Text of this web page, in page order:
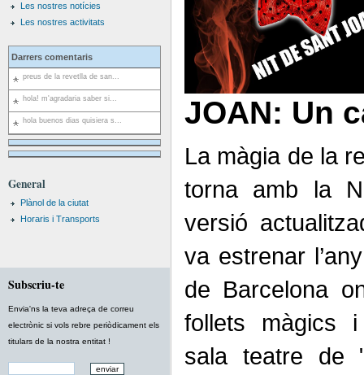
Les nostres notícies
Les nostres activitats
Darrers comentaris
preus de la revetlla de san...
hola! m'agradaria saber si...
hola buenos dias quisiera s...
General
Plànol de la ciutat
Horaris i Transports
Subscriu-te
Envia'ns la teva adreça de correu
electrònic si vols rebre periòdicament els
titulars de la nostra entitat !
JOAN: Un
La màgia de la
torna amb la
versió
va estrenar
de Barcelona
follets màgics
sala teatre de